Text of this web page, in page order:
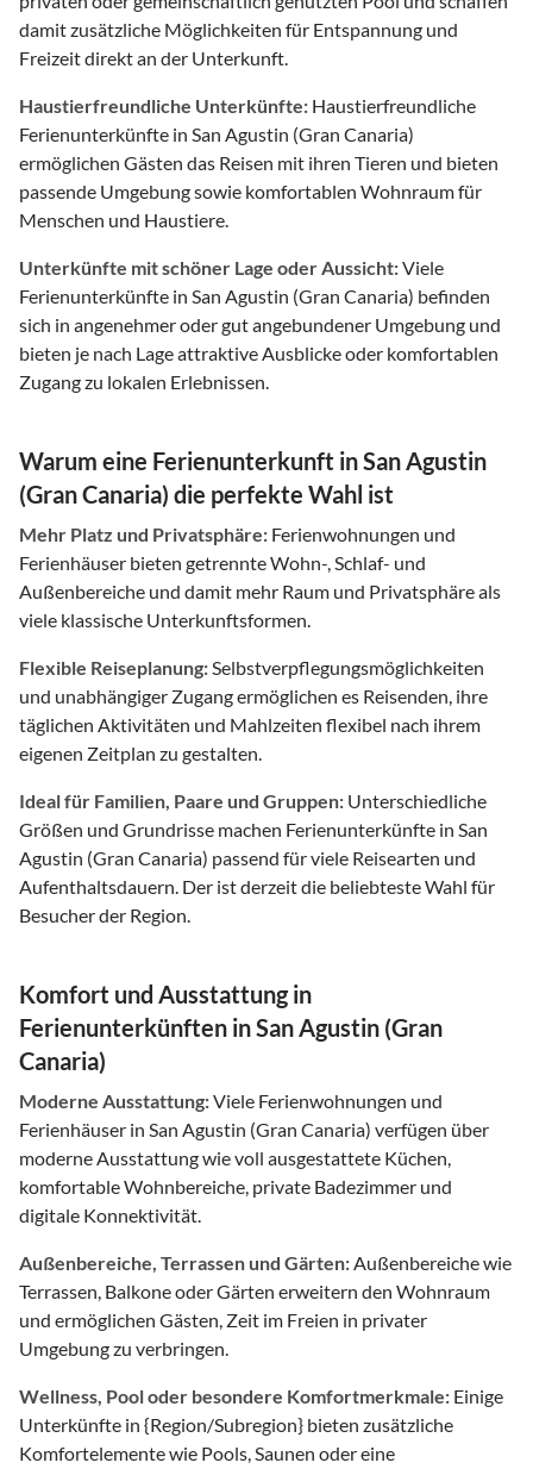
damit zusätzliche Möglichkeiten für Entspannung und
Freizeit direkt an der Unterkunft.
Haustierfreundliche Unterkünfte: Haustierfreundliche
Ferienunterkünfte in San Agustin (Gran Canaria)
ermöglichen Gästen das Reisen mit ihren Tieren und bieten
passende Umgebung sowie komfortablen Wohnraum für
Menschen und Haustiere.
Unterkünfte mit schöner Lage oder Aussicht:Viele
Ferienunterkünfte in San Agustin (Gran Canaria) befinden
sich in angenehmer oder gut angebundener Umgebung und
bieten je nach Lage attraktive Ausblicke oder komfortablen
Zugang zu lokalen Erlebnissen.
Warum eine Ferienunterkunft in San Agustin
(Gran Canaria) die perfekte Wahl ist
Mehr Platz und Privatsphäre: Ferienwohnungen und
Ferienhäuser bieten getrennte Wohn-, Schlaf- und
Außenbereiche und damit mehr Raum und Privatsphäre als
viele klassische Unterkunftsformen.
Flexible Reiseplanung:Selbstverpflegungsmöglichkeiten
und unabhängiger Zugang ermöglichen es Reisenden, ihre
täglichen Aktivitäten und Mahlzeiten flexibel nach ihrem
eigenen Zeitplan zu gestalten.
Ideal für Familien, Paare und Gruppen: Unterschiedliche
Größen und Grundrisse machen Ferienunterkünfte in San
Agustin (Gran Canaria) passend für viele Reisearten und
Aufenthaltsdauern. Der ist derzeit die beliebteste Wahl für
Besucher der Region.
Komfort und Ausstattung in
Ferienunterkünften in San Agustin (Gran
Canaria)
Moderne Ausstattung:Viele Ferienwohnungen und
Ferienhäuser in San Agustin (Gran Canaria) verfügen über
moderne Ausstattung wie voll ausgestattete Küchen,
komfortable Wohnbereiche, private Badezimmer und
digitale Konnektivität.
Außenbereiche, Terrassen und Gärten:Außenbereiche wie
Terrassen, Balkone oder Gärten erweitern den Wohnraum
und ermöglichen Gästen, Zeit im Freien in privater
Umgebung zu verbringen.
Wellness, Pool oder besondere Komfortmerkmale: Einige
Unterkünfte in {Region/Subregion} bieten zusätzliche
Komfortelemente wie Pools, Saunen oder eine